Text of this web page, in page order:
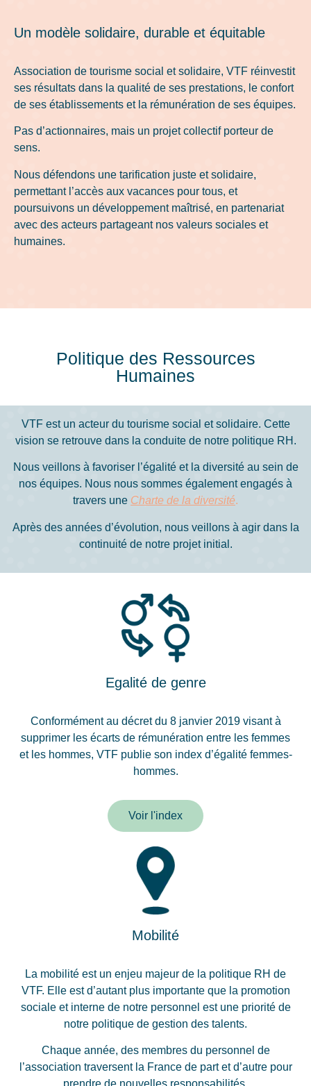
Un modèle solidaire, durable et équitable
Association de tourisme social et solidaire, VTF réinvestit
ses résultats dans la qualité de ses prestations, le confort
de ses établissements et la rémunération de ses équipes.
Pas d’actionnaires, mais un projet collectif porteur de
sens.
Nous défendons une tarification juste et solidaire,
permettant l’accès aux vacances pour tous, et
poursuivons un développement maîtrisé, en partenariat
avec des acteurs partageant nos valeurs sociales et
humaines.
Politique des Ressources
Humaines
VTF est un acteur du tourisme social et solidaire. Cette
vision se retrouve dans la conduite de notre politique RH.
Nous veillons à favoriser l’égalité et la diversité au sein de
nos équipes. Nous nous sommes également engagés à
travers une Charte de la diversité.
Après des années d’évolution, nous veillons à agir dans la
continuité de notre projet initial.
Egalité de genre
Conformément au décret du 8 janvier 2019 visant à
supprimer les écarts de rémunération entre les femmes
et les hommes, VTF publie son index d’égalité femmes-
hommes.
Voir l'index
Mobilité
La mobilité est un enjeu majeur de la politique RH de
VTF. Elle est d’autant plus importante que la promotion
sociale et interne de notre personnel est une priorité de
notre politique de gestion des talents.
Chaque année, des membres du personnel de
l’association traversent la France de part et d’autre pour